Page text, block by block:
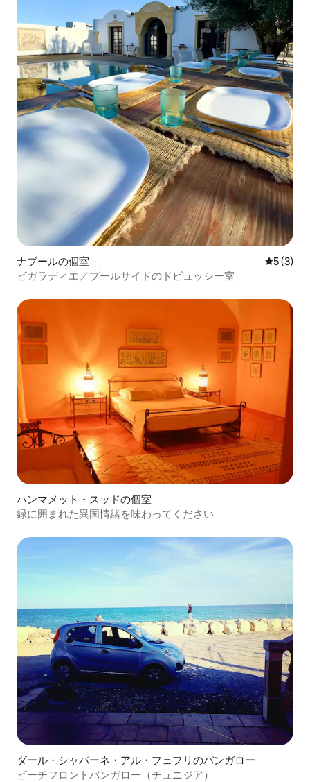
ナブールの個室 レビュー
5 (3)
ビガラディエ／プールサイドのドビュッシー室
ハンマメット・スッドの個室
緑に囲まれた異国情緒を味わってください
ダール・シャバーネ・アル・フェフリのバンガロー
ビーチフロントバンガロー（チュニジア）